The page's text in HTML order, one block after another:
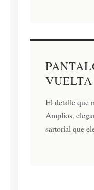
VUELTA
El detalle que
Amplios,
sartorial que